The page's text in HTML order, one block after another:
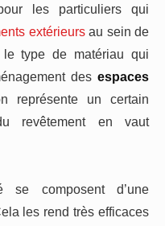
les particuliers qui
extérieurs au sein de
le type de matériau qui
des espaces
représente un certain
revêtement en vaut
se composent d’une
les rend très efficaces